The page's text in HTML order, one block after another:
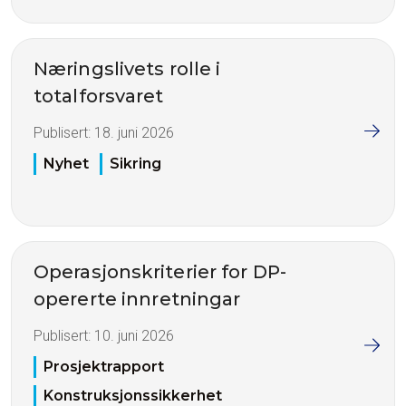
Næringslivets rolle i
totalforsvaret
Publisert: 18. juni 2026
Nyhet
Sikring
Operasjonskriterier for DP-
opererte innretningar
Publisert: 10. juni 2026
Prosjektrapport
Konstruksjonssikkerhet